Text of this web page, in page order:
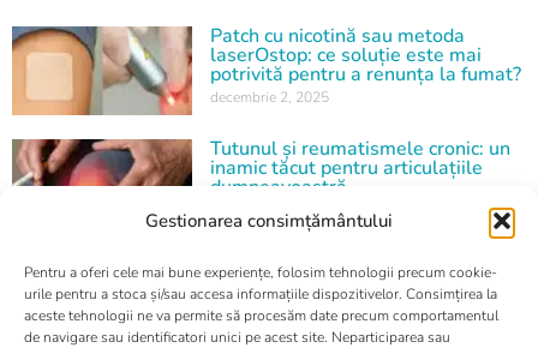
Gestionarea consimțământului
Pentru a oferi cele mai bune experiențe, folosim tehnologii precum cookie-
urile pentru a stoca și/sau accesa informațiile dispozitivelor. Consimțirea la
aceste tehnologii ne va permite să procesăm date precum comportamentul
de navigare sau identificatori unici pe acest site. Neparticiparea sau
Patch cu nicotină sau metoda
laserOstop: ce soluție este mai
potrivită pentru a renunța la fumat?
decembrie 2, 2025
Tutunul și reumatismele cronic: un
inamic tăcut pentru articulațiile
dumneavoastră
noiembrie 4, 2025
Pilulă și țigară: fumatul și
contracepția, un pericol pentru
sănătatea dumneavoastră
septembrie 5, 2025